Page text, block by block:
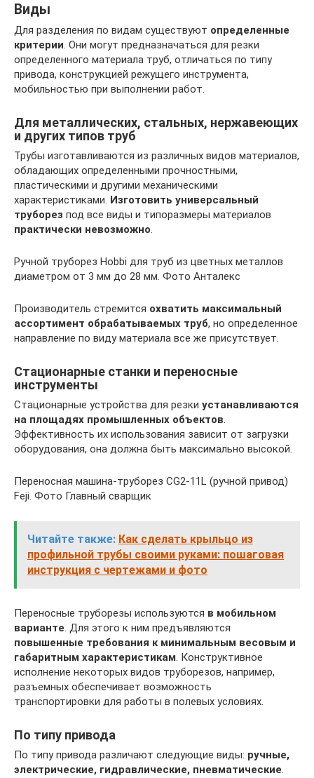
Виды
Для разделения по видам существуют определенные
критерии. Они могут предназначаться для резки
определенного материала труб, отличаться по типу
привода, конструкцией режущего инструмента,
мобильностью при выполнении работ.
Для металлических, стальных, нержавеющих
и других типов труб
Трубы изготавливаются из различных видов материалов,
обладающих определенными прочностными,
пластическими и другими механическими
характеристиками. Изготовить универсальный
труборез под все виды и типоразмеры материалов
практически невозможно.
Ручной труборез Hobbi для труб из цветных металлов
диаметром от 3 мм до 28 мм. Фото Анталекс
Производитель стремится охватить максимальный
ассортимент обрабатываемых труб, но определенное
направление по виду материала все же присутствует.
Стационарные станки и переносные
инструменты
Стационарные устройства для резки устанавливаются
на площадях промышленных объектов.
Эффективность их использования зависит от загрузки
оборудования, она должна быть максимально высокой.
Переносная машина-труборез CG2-11L (ручной привод)
Feji. Фото Главный сварщик
Читайте также: Как сделать крыльцо из
профильной трубы своими руками: пошаговая
инструкция с чертежами и фото
Переносные труборезы используются в мобильном
варианте. Для этого к ним предъявляются
повышенные требования к минимальным весовым и
габаритным характеристикам. Конструктивное
исполнение некоторых видов труборезов, например,
разъемных обеспечивает возможность
транспортировки для работы в полевых условиях.
По типу привода
По типу привода различают следующие виды: ручные,
электрические, гидравлические, пневматические.